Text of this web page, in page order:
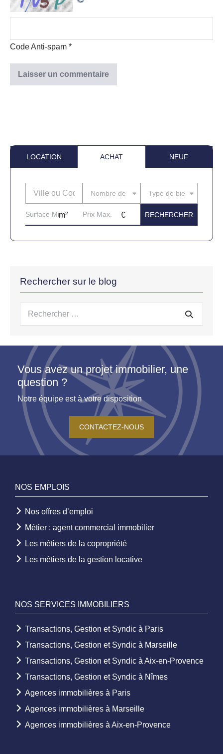
Code Anti-spam *
LOCATION ACHAT NEUF
Nombre de piècesType de bien
Rechercher sur le blog
Recherche
Vous avez un projet immobilier, une
question ?
Notre équipe est à votre disposition
CONTACTEZ-NOUS
NOS EMPLOIS
Nos offres d’emploi
Métier : agent commercial immobilier
Les métiers de la copropriété
Les métiers de la gestion locative
NOS SERVICES IMMOBILIERS
Transactions, Gestion et Syndic à Paris
Transactions, Gestion et Syndic à Marseille
Transactions, Gestion et Syndic à Aix-en-Provence
Transactions, Gestion et Syndic à Nîmes
Agences immobilières à Paris
Agences immobilières à Marseille
Agences immobilières à Aix-en-Provence